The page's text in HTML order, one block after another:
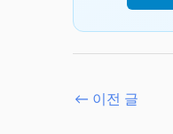
← 이전 글